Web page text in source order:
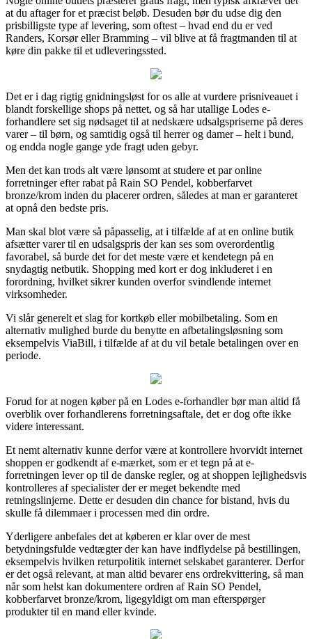
at du aftager for et præcist beløb. Desuden bør du udse dig den
prisbilligste type af levering, som oftest – hvad end du er ved
Randers, Korsør eller Bramming – vil blive at få fragtmanden til at
køre din pakke til et udleveringssted.
Det er i dag rigtig gnidningsløst for os alle at vurdere prisniveauet i
blandt forskellige shops på nettet, og så har utallige Lodes e-
forhandlere set sig nødsaget til at nedskære udsalgspriserne på deres
varer – til børn, og samtidig også til herrer og damer – helt i bund,
og endda nogle gange yde fragt uden gebyr.
Men det kan trods alt være lønsomt at studere et par online
forretninger efter rabat på Rain SO Pendel, kobberfarvet
bronze/krom inden du placerer ordren, således at man er garanteret
at opnå den bedste pris.
Man skal blot være så påpasselig, at i tilfælde af at en online butik
afsætter varer til en udsalgspris der kan ses som overordentlig
favorabel, så burde det for det meste være et kendetegn på en
snydagtig netbutik. Shopping med kort er dog inkluderet i en
forordning, hvilket sikrer kunden overfor svindlende internet
virksomheder.
Vi slår generelt et slag for kortkøb eller mobilbetaling. Som en
alternativ mulighed burde du benytte en afbetalingsløsning som
eksempelvis ViaBill, i tilfælde af at du vil betale betalingen over en
periode.
Forud for at nogen køber på en Lodes e-forhandler bør man altid få
overblik over forhandlerens forretningsaftale, det er dog ofte ikke
videre interessant.
Et nemt alternativ kunne derfor være at kontrollere hvorvidt internet
shoppen er godkendt af e-mærket, som er et tegn på at e-
forretningen lever op til de danske regler, og at shoppen lejlighedsvis
kontrolleres af specialister der er meget bekendte med
retningslinjerne. Dette er desuden din chance for bistand, hvis du
skulle få dilemmaer i processen med din ordre.
Yderligere anbefales det at køberen er klar over de mest
betydningsfulde vedtægter der kan have indflydelse på bestillingen,
eksempelvis hvilken returpolitik internet selskabet garanterer. Derfor
er det også relevant, at man altid bevarer ens ordrekvittering, så man
når som helst kan dokumentere ordren af Rain SO Pendel,
kobberfarvet bronze/krom, ligegyldigt om man efterspørger
produkter til en mand eller kvinde.